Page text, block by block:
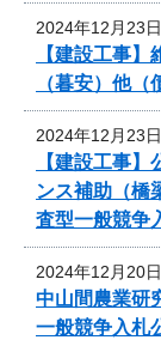
2024年12月23
【建設工事
（暮安）他
2024年12月23
【建設工事
ンス補助（橋
査型一般競争
2024年12月20
中山間農業研
一般競争入札